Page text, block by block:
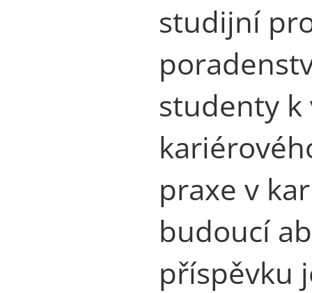
studijní
studenty
praxe v
budoucí
příspěvku